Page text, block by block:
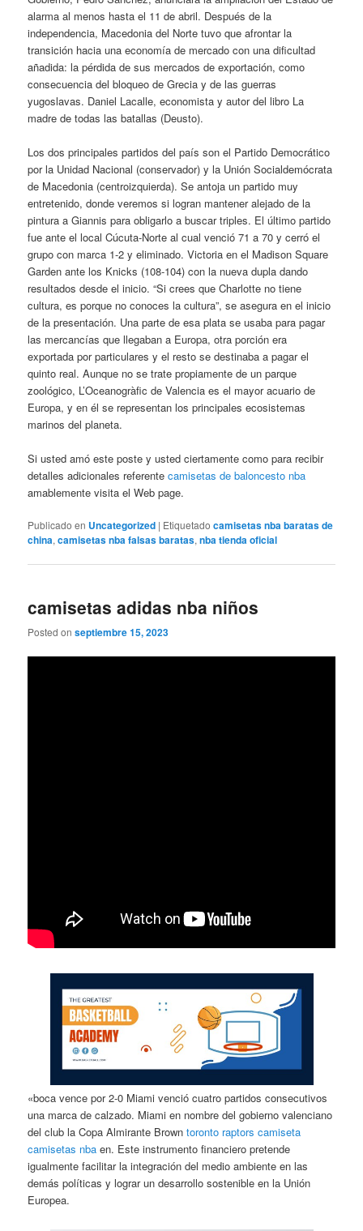
alarma al menos hasta el 11 de abril. Después de la
independencia, Macedonia del Norte tuvo que afrontar la
transición hacia una economía de mercado con una dificultad
añadida: la pérdida de sus mercados de exportación, como
consecuencia del bloqueo de Grecia y de las guerras
yugoslavas. Daniel Lacalle, economista y autor del libro La
madre de todas las batallas (Deusto).
Los dos principales partidos del país son el Partido Democrático
por la Unidad Nacional (conservador) y la Unión Socialdemócrata
de Macedonia (centroizquierda). Se antoja un partido muy
entretenido, donde veremos si logran mantener alejado de la
pintura a Giannis para obligarlo a buscar triples. El último partido
fue ante el local Cúcuta-Norte al cual venció 71 a 70 y cerró el
grupo con marca 1-2 y eliminado. Victoria en el Madison Square
Garden ante los Knicks (108-104) con la nueva dupla dando
resultados desde el inicio. “Si crees que Charlotte no tiene
cultura, es porque no conoces la cultura”, se asegura en el inicio
de la presentación. Una parte de esa plata se usaba para pagar
las mercancías que llegaban a Europa, otra porción era
exportada por particulares y el resto se destinaba a pagar el
quinto real. Aunque no se trate propiamente de un parque
zoológico, L’Oceanogràfic de Valencia es el mayor acuario de
Europa, y en él se representan los principales ecosistemas
marinos del planeta.
Si usted amó este poste y usted ciertamente como para recibir
detalles adicionales referentecamisetas de baloncesto nba
amablemente visita el Web page.
Publicado en Uncategorized | Etiquetado camisetas nba baratas de
china,camisetas nba falsas baratas,nba tienda oficial
camisetas adidas nba niños
Posted onseptiembre 15, 2023
«boca vence por 2-0 Miami venció cuatro partidos consecutivos
una marca de calzado. Miami en nombre del gobierno valenciano
del club la Copa Almirante Browntoronto raptors camiseta
camisetas nba en. Este instrumento financiero pretende
igualmente facilitar la integración del medio ambiente en las
demás políticas y lograr un desarrollo sostenible en la Unión
Europea.